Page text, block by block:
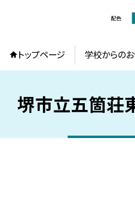
配色
トップページ 学校からの
堺市立五箇荘